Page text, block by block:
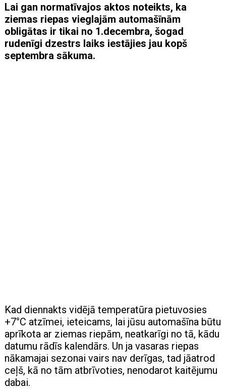
Lai gan normatīvajos aktos noteikts, ka
ziemas riepas vieglajām automašīnām
obligātas ir tikai no 1.decembra, šogad
rudenīgi dzestrs laiks iestājies jau kopš
septembra sākuma.
Kad diennakts vidējā temperatūra pietuvosies
+7°C atzīmei, ieteicams, lai jūsu automašīna būtu
aprīkota ar ziemas riepām, neatkarīgi no tā, kādu
datumu rādīs kalendārs. Un ja vasaras riepas
nākamajai sezonai vairs nav derīgas, tad jāatrod
ceļš, kā no tām atbrīvoties, nenodarot kaitējumu
dabai.